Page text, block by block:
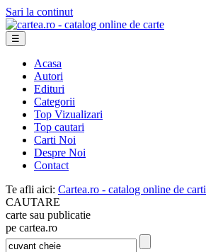
Sari la continut
☰
Acasa
Autori
Edituri
Categorii
Top Vizualizari
Top cautari
Carti Noi
Despre Noi
Contact
Te afli aici: Cartea.ro - catalog online de carti
CAUTARE
carte sau publicatie
pe cartea.ro